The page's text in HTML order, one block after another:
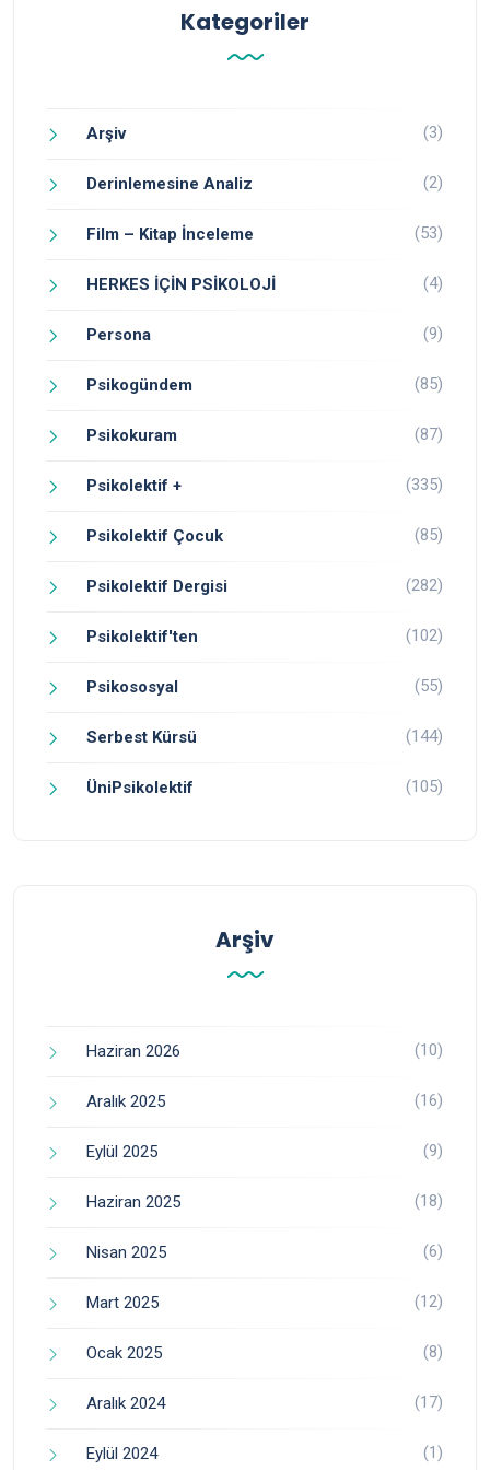
Kategoriler
Arşiv (3)
Derinlemesine Analiz (2)
Film – Kitap İnceleme (53)
HERKES İÇİN PSİKOLOJİ (4)
Persona (9)
Psikogündem (85)
Psikokuram (87)
Psikolektif + (335)
Psikolektif Çocuk (85)
Psikolektif Dergisi (282)
Psikolektif'ten (102)
Psikososyal (55)
Serbest Kürsü (144)
ÜniPsikolektif (105)
Arşiv
Haziran 2026 (10)
Aralık 2025 (16)
Eylül 2025 (9)
Haziran 2025 (18)
Nisan 2025 (6)
Mart 2025 (12)
Ocak 2025 (8)
Aralık 2024 (17)
Eylül 2024 (1)